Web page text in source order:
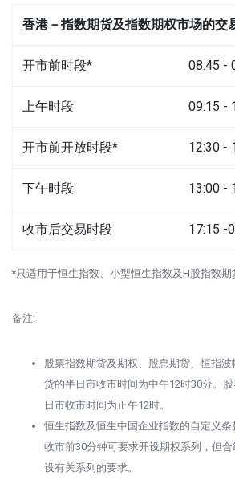
香港－指数期货及指数期权市场的交
开市前时段* 08:45 -
上午时段 09:15 -
开市前开放时段* 12:30 -
下午时段 13:00 -
收市后交易时段 17:15 -
*只适用于恒生指数、小型恒生指数及H股指数期
备注:
股票指数期货及期权、股息期货、恒指
货的半日市收市时间为中午12时30分。
日市收市时间为正午12时。
恒生指数及恒生中国企业指数的自定义
收市前30分钟可要求开设期权系列，但
设有关系列的要求。